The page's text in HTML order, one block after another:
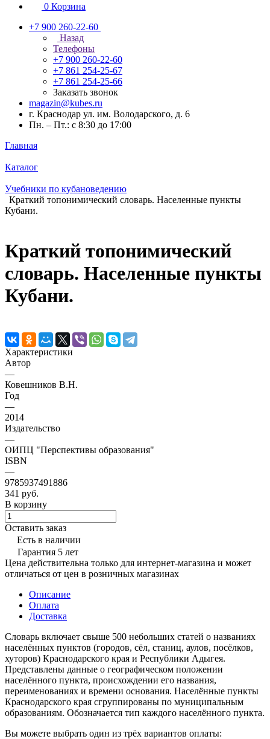
0 Корзина
+7 900 260-22-60
Назад
Телефоны
+7 900 260-22-60
+7 861 254-25-67
+7 861 254-25-66
Заказать звонок
magazin@kubes.ru
г. Краснодар ул. им. Володарского, д. 6
Пн. – Пт.: с 8:30 до 17:00
Главная
Каталог
Учебники по кубановедению
Краткий топонимический словарь. Населенные пункты
Кубани.
Краткий топонимический
словарь. Населенные пункты
Кубани.
Характеристики
Автор
—
Ковешников В.Н.
Год
—
2014
Издательство
—
ОИПЦ "Перспективы образования"
ISBN
—
9785937491886
341 руб.
В корзину
Оставить заказ
Есть в наличии
Гарантия 5 лет
Цена действительна только для интернет-магазина и может
отличаться от цен в розничных магазинах
Описание
Оплата
Доставка
Словарь включает свыше 500 небольших статей о названиях
населённых пунктов (городов, сёл, станиц, аулов, посёлков,
хуторов) Краснодарского края и Республики Адыгея.
Представлены данные о географическом положении
населённого пункта, происхождении его названия,
переименованиях и времени основания. Населённые пункты
Краснодарского края сгруппированы по муниципальным
образованиям. Обозначается тип каждого населённого пункта.
Вы можете выбрать один из трёх вариантов оплаты: